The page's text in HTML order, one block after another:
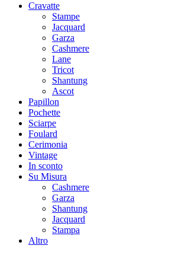
Cravatte
Stampe
Jacquard
Garza
Cashmere
Lane
Tricot
Shantung
Ascot
Papillon
Pochette
Sciarpe
Foulard
Cerimonia
Vintage
In sconto
Su Misura
Cashmere
Garza
Shantung
Jacquard
Stampa
Altro